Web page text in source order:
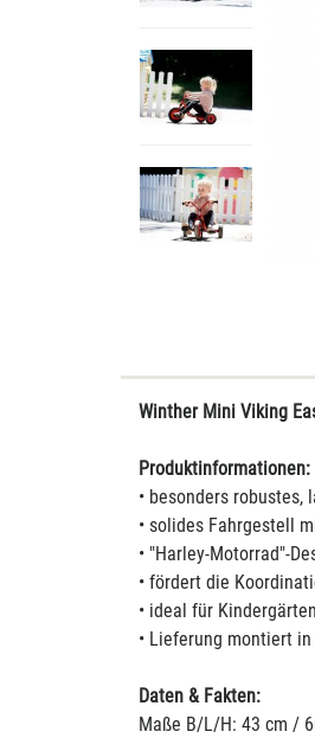
Winther Mini Viking
Produktinformationen:
• besonders robustes,
• solides Fahrgestell
• "Harley-Motorrad"-
• fördert die
• ideal für
• Lieferung montiert in
Daten & Fakten:
Maße B/L/H: 43 cm /